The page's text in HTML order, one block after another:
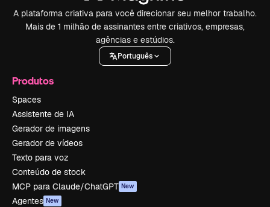
A plataforma criativa para você direcionar seu melhor trabalho.
Mais de 1 milhão de assinantes entre criativos, empresas,
agências e estúdios.
Português
Produtos
Spaces
Assistente de IA
Gerador de imagens
Gerador de vídeos
Texto para voz
Conteúdo de stock
MCP para Claude/ChatGPT New
Agentes New